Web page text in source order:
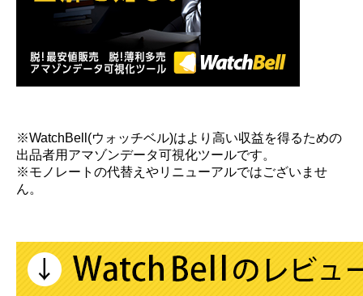
※WatchBell(ウォッチベル)はより高い収益を得るための
出品者用アマゾンデータ可視化ツールです。
※モノレートの代替えやリニューアルではございませ
ん。